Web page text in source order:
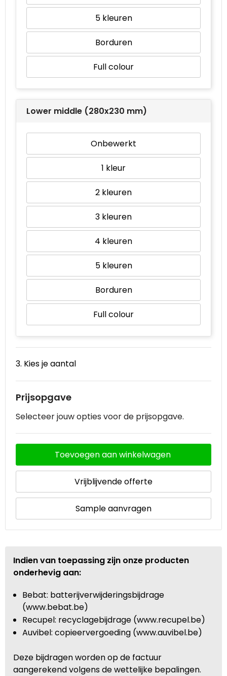
5
Borduren
Full colour
Lower middle (280x230 mm)
Onbewerkt
1
2
3
4
5
Borduren
Full colour
3. Kies je aantal
Prijsopgave
Selecteer jouw opties voor de prijsopgave.
Toevoegen aan winkelwagen
Vrijblijvende offerte
Sample aanvragen
Indien van toepassing zijn onze producten
onderhevig aan:
Bebat: batterijverwijderingsbijdrage
(www.bebat.be)
Recupel: recyclagebijdrage (www.recupel.be)
Auvibel: copieervergoeding (www.auvibel.be)
Deze bijdragen worden op de factuur
aangerekend volgens de wettelijke bepalingen.